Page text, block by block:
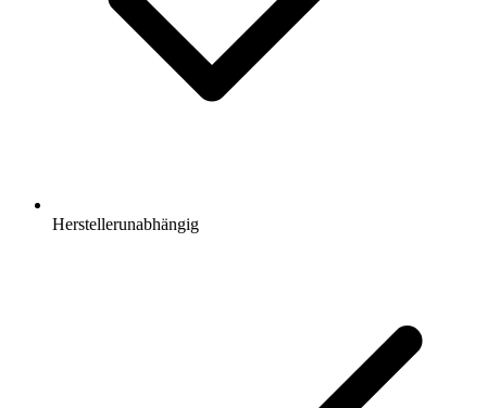
Herstellerunabhängig